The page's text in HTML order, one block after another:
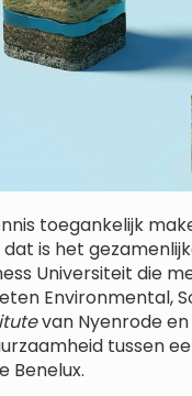
toegankelijk
is het
Universiteit die
Environmental,
van Nyenrode
tussen
Benelux.